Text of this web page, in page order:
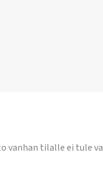
vanhan tilalle ei tule